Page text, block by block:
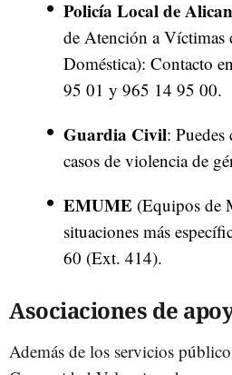
Policía Local de
de Atención a Víctimas
Doméstica): Contacto
95 01 y 965 14 95 00.
Guardia Civil:
casos de violencia de
EMUME (Equipos de
situaciones más
60 (Ext. 414).
Asociaciones de
Además de los servicios